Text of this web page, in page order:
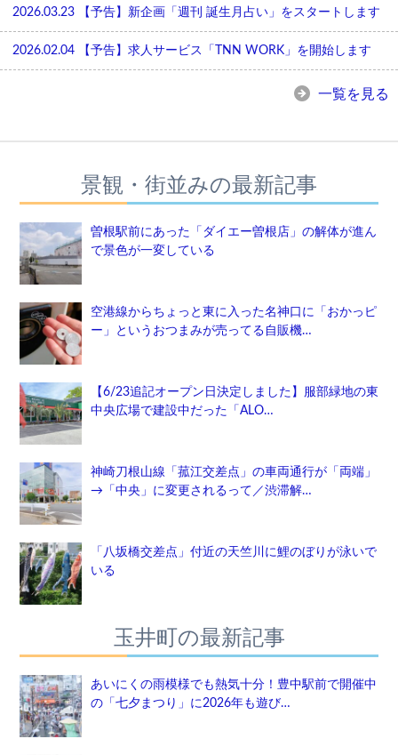
2026.03.23 【予告】新企画「週刊 誕生月占い」をスタートします
2026.02.04 【予告】求人サービス「TNN WORK」を開始します
一覧を見る
景観・街並みの最新記事
曽根駅前にあった「ダイエー曽根店」の解体が進ん
で景色が一変している
空港線からちょっと東に入った名神口に「おかっピ
ー」というおつまみが売ってる自販機…
【6/23追記オープン日決定しました】服部緑地の東
中央広場で建設中だった「ALO…
神崎刀根山線「菰江交差点」の車両通行が「両端」
→「中央」に変更されるって／渋滞解…
「八坂橋交差点」付近の天竺川に鯉のぼりが泳いで
いる
玉井町の最新記事
あいにくの雨模様でも熱気十分！豊中駅前で開催中
の「七夕まつり」に2026年も遊び…